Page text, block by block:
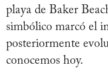
playa de Baker
simbólico marcó el
posteriormente
conocemos hoy.